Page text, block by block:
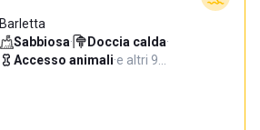
Barletta
Sabbiosa· Doccia calda·
Accesso animali·e altri 9…